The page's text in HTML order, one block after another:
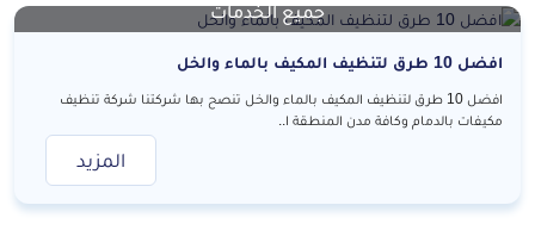
جميع الخدمات
افضل 10 طرق لتنظيف المكيف بالماء والخل
افضل 10 طرق لتنظيف المكيف بالماء والخل تنصح بها شركتنا شركة تنظيف
مكيفات بالدمام وكافة مدن المنطقة ا..
المزيد